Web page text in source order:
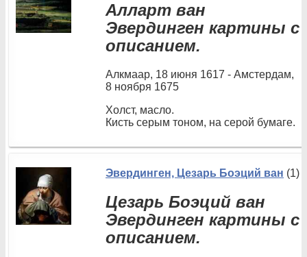
Алларт ван
Эвердинген картины с
описанием.
Алкмаар, 18 июня 1617 - Амстердам,
8 ноября 1675
Холст, масло.
Кисть серым тоном, на серой бумаге.
Эвердинген, Цезарь Боэций ван (1)
Цезарь Боэций ван
Эвердинген картины с
описанием.